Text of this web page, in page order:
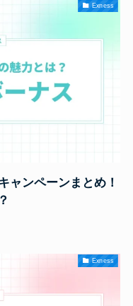
Exness
ャンペーンまとめ！
Exness